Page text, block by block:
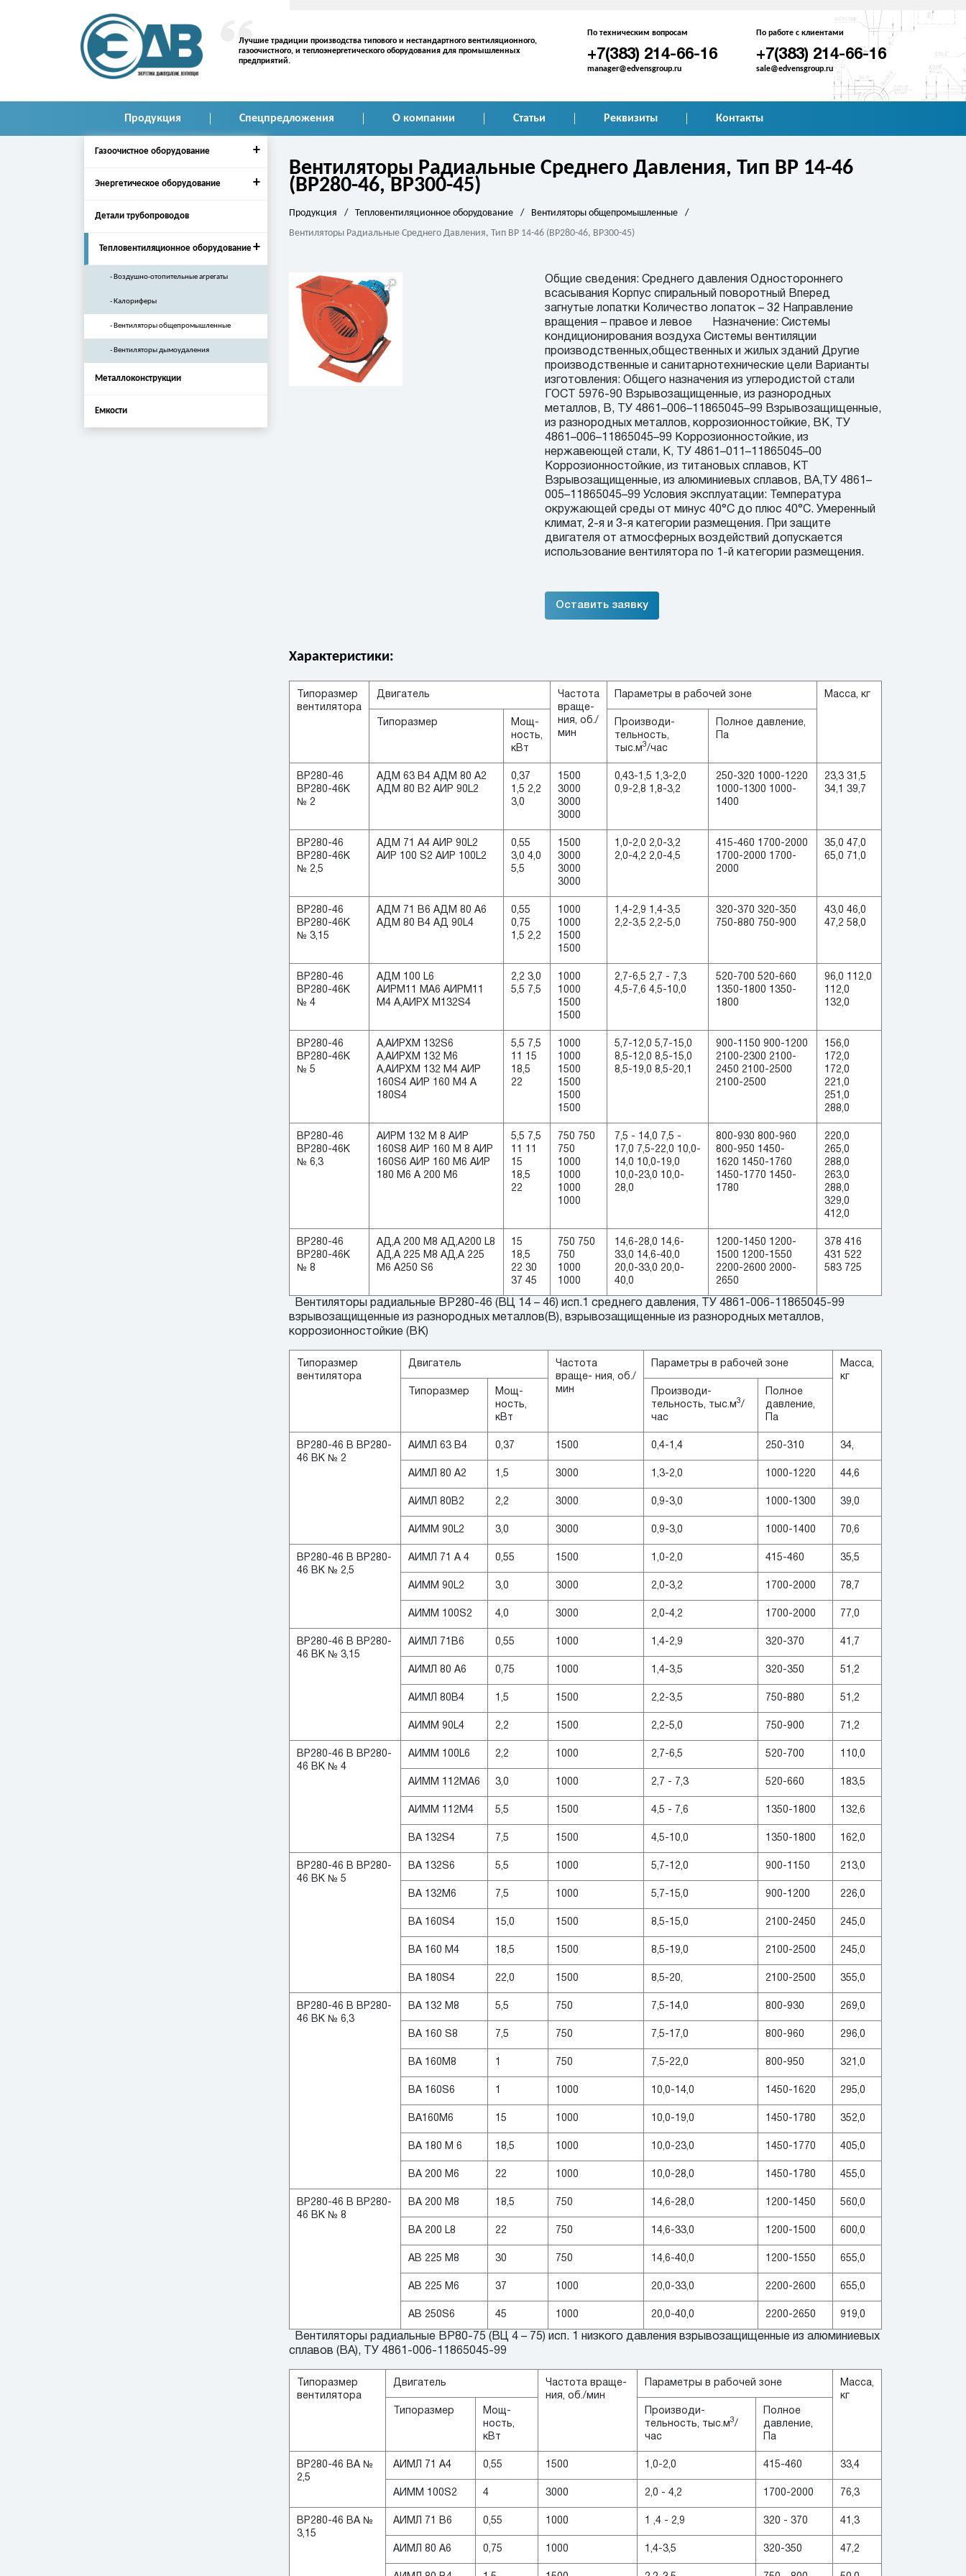
Лучшие традиции производства типового и нестандартного вентиляционного,
газоочистного, и теплоэнергетического оборудования для промышленных
предприятий.
По техническим вопросам
+7(383) 214-66-16
manager@edvensgroup.ru
По работе с клиентами
+7(383) 214-66-16
sale@edvensgroup.ru
Продукция Спецпредложения О компании Статьи Реквизиты Контакты
Газоочистное оборудование +
Энергетическое оборудование +
Детали трубопроводов
Тепловентиляционное оборудование+
Воздушно-отопительные агрегаты
Калориферы
Вентиляторы общепромышленные
Вентиляторы дымоудаления
Металлоконструкции
Емкости
Вентиляторы Радиальные Среднего Давления, Тип ВР 14-46
(ВР280-46, ВР300-45)
Продукция / Тепловентиляционное оборудование / Вентиляторы общепромышленные
/
Вентиляторы Радиальные Среднего Давления, Тип ВР 14-46 (ВР280-46, ВР300-45)
Общие сведения: Среднего давления Одностороннего
всасывания Корпус спиральный поворотный Вперед
загнутые лопатки Количество лопаток – 32 Направление
вращения – правое и левое Назначение: Системы
кондиционирования воздуха Системы вентиляции
производственных,общественных и жилых зданий Другие
производственные и санитарнотехнические цели Варианты
изготовления: Общего назначения из углеродистой стали
ГОСТ 5976-90 Взрывозащищенные, из разнородных
металлов, В, ТУ 4861–006–11865045–99 Взрывозащищенные,
из разнородных металлов, коррозионностойкие, ВК, ТУ
4861–006–11865045–99 Коррозионностойкие, из
нержавеющей стали, К, ТУ 4861–011–11865045–00
Коррозионностойкие, из титановых сплавов, КТ
Взрывозащищенные, из алюминиевых сплавов, ВА,ТУ 4861–
005–11865045–99 Условия эксплуатации: Температура
окружающей среды от минус 40°С до плюс 40°С. Умеренный
климат, 2-я и 3-я категории размещения. При защите
двигателя от атмосферных воздействий допускается
использование вентилятора по 1-й категории размещения.
Оставить заявку
Характеристики:
Типоразмер
вентилятора
Двигатель
Частота
враще-
ния, об./
мин
Параметры в рабочей зоне Масса, кг
Типоразмер
Мощ-
ность,
кВт
Производи-
тельность,
тыс.м3/час
Полное давление,
Па
ВР280-46
ВР280-46K
№ 2
АДМ 63 B4 АДМ 80 А2
АДМ 80 В2 АИР 90L2
0,37
1,5 2,2
3,0
1500
3000
3000
3000
0,43-1,5 1,3-2,0
0,9-2,8 1,8-3,2
250-320 1000-1220
1000-1300 1000-
1400
23,3 31,5
34,1 39,7
ВР280-46
ВР280-46K
№ 2,5
АДМ 71 А4 АИР 90L2
АИР 100 S2 АИР 100L2
0,55
3,0 4,0
5,5
1500
3000
3000
3000
1,0-2,0 2,0-3,2
2,0-4,2 2,0-4,5
415-460 1700-2000
1700-2000 1700-
2000
35,0 47,0
65,0 71,0
ВР280-46
ВР280-46K
№ 3,15
АДМ 71 B6 АДМ 80 A6
АДМ 80 В4 АД 90L4
0,55
0,75
1,5 2,2
1000
1000
1500
1500
1,4-2,9 1,4-3,5
2,2-3,5 2,2-5,0
320-370 320-350
750-880 750-900
43,0 46,0
47,2 58,0
ВР280-46
ВР280-46K
№ 4
АДМ 100 L6
АИРМ11 МА6 АИРМ11
М4 А,АИРХ М132S4
2,2 3,0
5,5 7,5
1000
1000
1500
1500
2,7-6,5 2,7 - 7,3
4,5-7,6 4,5-10,0
520-700 520-660
1350-1800 1350-
1800
96,0 112,0
112,0
132,0
ВР280-46
ВР280-46K
№ 5
А,АИРХМ 132S6
А,АИРХМ 132 М6
А,АИРХМ 132 М4 АИР
160S4 АИР 160 М4 А
180S4
5,5 7,5
11 15
18,5
22
1000
1000
1500
1500
1500
1500
5,7-12,0 5,7-15,0
8,5-12,0 8,5-15,0
8,5-19,0 8,5-20,1
900-1150 900-1200
2100-2300 2100-
2450 2100-2500
2100-2500
156,0
172,0
172,0
221,0
251,0
288,0
ВР280-46
ВР280-46K
№ 6,3
АИРМ 132 М 8 АИР
160S8 АИР 160 М 8 АИР
160S6 АИР 160 М6 АИР
180 М6 А 200 М6
5,5 7,5
11 11
15
18,5
22
750 750
750
1000
1000
1000
1000
7,5 - 14,0 7,5 -
17,0 7,5-22,0 10,0-
14,0 10,0-19,0
10,0-23,0 10,0-
28,0
800-930 800-960
800-950 1450-
1620 1450-1760
1450-1770 1450-
1780
220,0
265,0
288,0
263,0
288,0
329,0
412,0
ВР280-46
ВР280-46K
№ 8
АД,А 200 М8 АД,А200 L8
АД,А 225 М8 АД,А 225
М6 А250 S6
15
18,5
22 30
37 45
750 750
750
1000
1000
14,6-28,0 14,6-
33,0 14,6-40,0
20,0-33,0 20,0-
40,0
1200-1450 1200-
1500 1200-1550
2200-2600 2000-
2650
378 416
431 522
583 725
Вентиляторы радиальные ВР280-46 (ВЦ 14 – 46) исп.1 среднего давления, ТУ 4861-006-11865045-99
взрывозащищенные из разнородных металлов(В), взрывозащищенные из разнородных металлов,
коррозионностойкие (ВК)
Типоразмер
вентилятора
Двигатель
Частота
враще- ния, об./
мин
Параметры в рабочей зоне
Масса,
кг
Типоразмер
Мощ-
ность,
кВт
Производи-
тельность, тыс.м3/
час
Полное
давление,
Па
ВР280-46 B ВР280-
46 ВK № 2
АИМЛ 63 В4 0,37 1500 0,4-1,4 250-310 34,
АИМЛ 80 А2 1,5 3000 1,3-2,0 1000-1220 44,6
АИМЛ 80B2 2,2 3000 0,9-3,0 1000-1300 39,0
АИММ 90L2 3,0 3000 0,9-3,0 1000-1400 70,6
ВР280-46 В ВР280-
46 ВK № 2,5
АИМЛ 71 А 4 0,55 1500 1,0-2,0 415-460 35,5
АИММ 90L2 3,0 3000 2,0-3,2 1700-2000 78,7
АИММ 100S2 4,0 3000 2,0-4,2 1700-2000 77,0
ВР280-46 В ВР280-
46 ВK № 3,15
АИМЛ 71B6 0,55 1000 1,4-2,9 320-370 41,7
АИМЛ 80 А6 0,75 1000 1,4-3,5 320-350 51,2
АИМЛ 80B4 1,5 1500 2,2-3,5 750-880 51,2
АИММ 90L4 2,2 1500 2,2-5,0 750-900 71,2
ВР280-46 В ВР280-
46 ВK № 4
AИММ 100L6 2,2 1000 2,7-6,5 520-700 110,0
АИММ 112MA6 3,0 1000 2,7 - 7,3 520-660 183,5
АИММ 112М4 5,5 1500 4,5 - 7,6 1350-1800 132,6
ВА 132S4 7,5 1500 4,5-10,0 1350-1800 162,0
ВР280-46 В ВР280-
46 ВK № 5
ВА 132S6 5,5 1000 5,7-12,0 900-1150 213,0
ВА 132M6 7,5 1000 5,7-15,0 900-1200 226,0
ВА 160S4 15,0 1500 8,5-15,0 2100-2450 245,0
ВА 160 М4 18,5 1500 8,5-19,0 2100-2500 245,0
ВА 180S4 22,0 1500 8,5-20, 2100-2500 355,0
ВР280-46 В ВР280-
46 ВK № 6,3
ВА 132 М8 5,5 750 7,5-14,0 800-930 269,0
BА 160 S8 7,5 750 7,5-17,0 800-960 296,0
BА 160M8 1 750 7,5-22,0 800-950 321,0
ВА 160S6 1 1000 10,0-14,0 1450-1620 295,0
BА160M6 15 1000 10,0-19,0 1450-1780 352,0
ВА 180 М 6 18,5 1000 10,0-23,0 1450-1770 405,0
ВА 200 М6 22 1000 10,0-28,0 1450-1780 455,0
ВР280-46 В ВР280-
46 ВK № 8
ВА 200 М8 18,5 750 14,6-28,0 1200-1450 560,0
BА 200 L8 22 750 14,6-33,0 1200-1500 600,0
АВ 225 М8 30 750 14,6-40,0 1200-1550 655,0
АВ 225 М6 37 1000 20,0-33,0 2200-2600 655,0
АВ 250S6 45 1000 20,0-40,0 2200-2650 919,0
Вентиляторы радиальные ВР80-75 (ВЦ 4 – 75) исп. 1 низкого давления взрывозащищенные из алюминиевых
сплавов (ВА), ТУ 4861-006-11865045-99
Типоразмер
вентилятора
Двигатель
Частота враще-
ния, об./мин
Параметры в рабочей зоне
Масса,
кг
Типоразмер
Мощ-
ность,
кВт
Производи-
тельность, тыс.м3/
час
Полное
давление,
Па
ВР280-46 ВА №
2,5
АИМЛ 71 А4 0,55 1500 1,0-2,0 415-460 33,4
АИММ 100S2 4 3000 2,0 - 4,2 1700-2000 76,3
ВР280-46 ВА №
3,15
АИМЛ 71 В6 0,55 1000 1 ,4 - 2,9 320 - 370 41,3
АИМЛ 80 А6 0,75 1000 1,4-3,5 320-350 47,2